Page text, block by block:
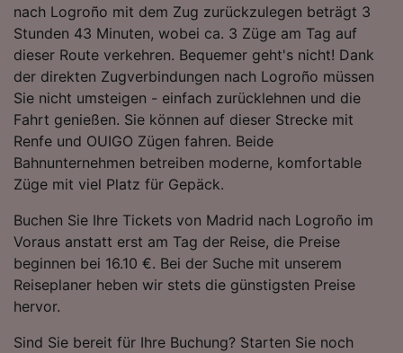
nach Logroño mit dem Zug zurückzulegen beträgt 3
Stunden 43 Minuten, wobei ca. 3 Züge am Tag auf
dieser Route verkehren. Bequemer geht's nicht! Dank
der direkten Zugverbindungen nach Logroño müssen
Sie nicht umsteigen - einfach zurücklehnen und die
Fahrt genießen. Sie können auf dieser Strecke mit
Renfe und OUIGO Zügen fahren. Beide
Bahnunternehmen betreiben moderne, komfortable
Züge mit viel Platz für Gepäck.
Buchen Sie Ihre Tickets von Madrid nach Logroño im
Voraus anstatt erst am Tag der Reise, die Preise
beginnen bei 16.10 €. Bei der Suche mit unserem
Reiseplaner heben wir stets die günstigsten Preise
hervor.
Sind Sie bereit für Ihre Buchung? Starten Sie noch
Folgendes bereitzustellen:
Verwendung genauer Standortdaten.
Endgeräteeigenschaften zur Identifikation
aktiv abfragen. Speichern von oder Zugriff auf
Informationen auf einem Endgerät.
Personalisierte Werbung und Inhalte, Messung
von Werbeleistung und der Performance von
Inhalten, Zielgruppenforschung sowie
Entwicklung und Verbesserung von
Angeboten.
Liste der Partner (Lieferanten)